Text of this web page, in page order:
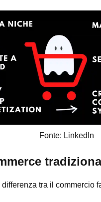
Fonte: LinkedIn
tra il commercio